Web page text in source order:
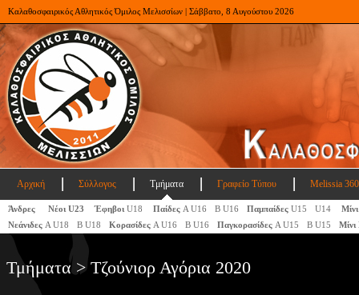
Καλαθοσφαιρικός Αθλητικός Όμιλος Μελισσίων | Σάββατο, 8 Αυγούστου 2026
Αρχική Σύλλογος Τμήματα Γραφείο Τύπου Melissia
Άνδρες Νέοι U23 Έφηβοι U18 Παίδες Α U16 Β U16 Παμπαίδες U15 U14
Νεάνιδες Α U18 Β U18 Κορασίδες Α U16 Β U16 Παγκορασίδες A U15 Β U15
Τμήματα > Τζούνιορ Αγόρια 2020